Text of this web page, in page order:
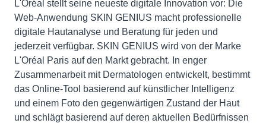
L'Oréal stellt seine neueste digitale Innovation vor: Die
Web-Anwendung SKIN GENIUS macht professionelle
digitale Hautanalyse und Beratung für jeden und
jederzeit verfügbar. SKIN GENIUS wird von der Marke
L'Oréal Paris auf den Markt gebracht. In enger
Zusammenarbeit mit Dermatologen entwickelt, bestimmt
das Online-Tool basierend auf künstlicher Intelligenz
und einem Foto den gegenwärtigen Zustand der Haut
und schlägt basierend auf deren aktuellen Bedürfnissen